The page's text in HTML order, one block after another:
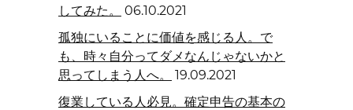
してみた。
06.10.2021
孤独にいることに価値を感じる人。で
も、時々自分ってダメなんじゃないかと
思ってしまう人へ。
19.09.2021
復業している人必見。確定申告の基本の